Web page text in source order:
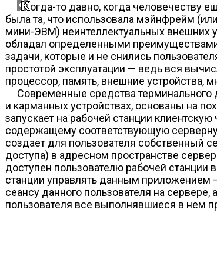
огда-то давно, когда человечеству
была та, что использовала мэйнфрейм
мини-ЭВМ) неинтеллектуальных внешних
обладал определенными преимуществами
задачи, которые и не снились
простотой эксплуатации — ведь вся
процессор, память, внешние устройства,
Современные средства
и карманных устройствах, основаны на
запускает на рабочей станции
содержащему соответствующую
создает для пользователя собственный
доступа) в адресном пространстве
доступен пользователю рабочей
станции управлять данным
сеансу данного пользователя на
пользователя все выполнявшиеся в нем